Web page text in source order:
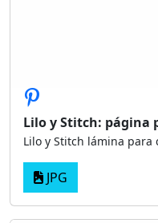
Lilo y Stitch: página
Lilo y Stitch lámina para
JPG